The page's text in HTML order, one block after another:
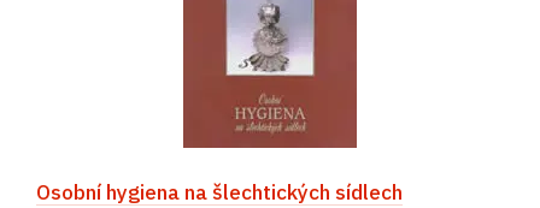
Osobní hygiena na šlechtických sídlech